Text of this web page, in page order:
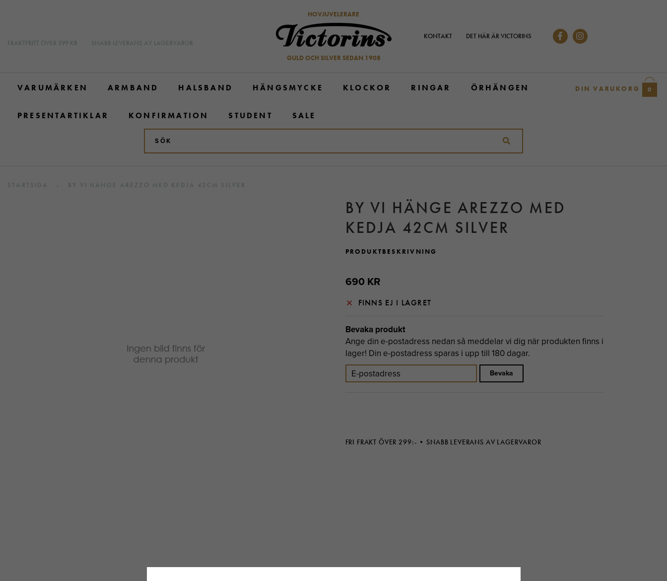
FRAKTFRITT ÖVER 299 KR SNABB LEVERANS AV LAGERVAROR
HOVJUVELERARE
GULD OCH SILVER SEDAN 1908
KONTAKT DET HÄR ÄR VICTORINS
VARUMÄRKEN ARMBAND HALSBAND HÄNGSMYCKE KLOCKOR RINGAR ÖRHÄNGEN
PRESENTARTIKLAR KONFIRMATION STUDENT SALE
DIN VARUKORG 0
STARTSIDA › BY VI HÄNGE AREZZO MED KEDJA 42CM SILVER
BY VI HÄNGE AREZZO MED
KEDJA 42CM SILVER
PRODUKTBESKRIVNING
690 KR
FINNS EJ I LAGRET
Bevaka produkt
Ange din e-postadress nedan så meddelar vi dig när produkten finns i
lager! Din e-postadress sparas i upp till 180 dagar.
Bevaka
FRI FRAKT ÖVER 299:- SNABB LEVERANS AV LAGERVAROR